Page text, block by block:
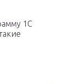
1С